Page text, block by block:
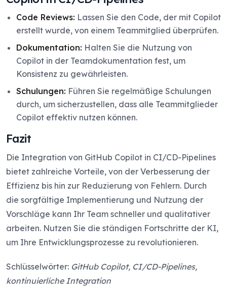
Code Reviews: Lassen Sie den Code, der mit Copilot
erstellt wurde, von einem Teammitglied überprüfen.
Dokumentation: Halten Sie die Nutzung von
Copilot in der Teamdokumentation fest, um
Konsistenz zu gewährleisten.
Schulungen: Führen Sie regelmäßige Schulungen
durch, um sicherzustellen, dass alle Teammitglieder
Copilot effektiv nutzen können.
Fazit
Die Integration von GitHub Copilot in CI/CD-Pipelines
bietet zahlreiche Vorteile, von der Verbesserung der
Effizienz bis hin zur Reduzierung von Fehlern. Durch
die sorgfältige Implementierung und Nutzung der
Vorschläge kann Ihr Team schneller und qualitativer
arbeiten. Nutzen Sie die ständigen Fortschritte der KI,
um Ihre Entwicklungsprozesse zu revolutionieren.
Schlüsselwörter: GitHub Copilot, CI/CD-Pipelines,
kontinuierliche Integration